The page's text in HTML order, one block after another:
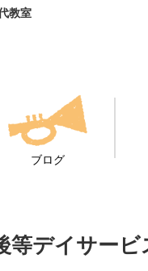
教室
ブログ
等デイサー